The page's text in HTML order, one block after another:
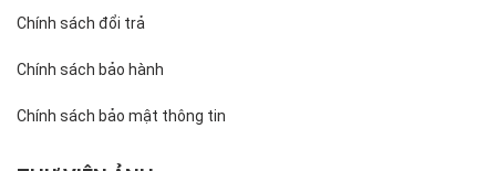
Chính sách đổi trả
Chính sách bảo hành
Chính sách bảo mật thông tin